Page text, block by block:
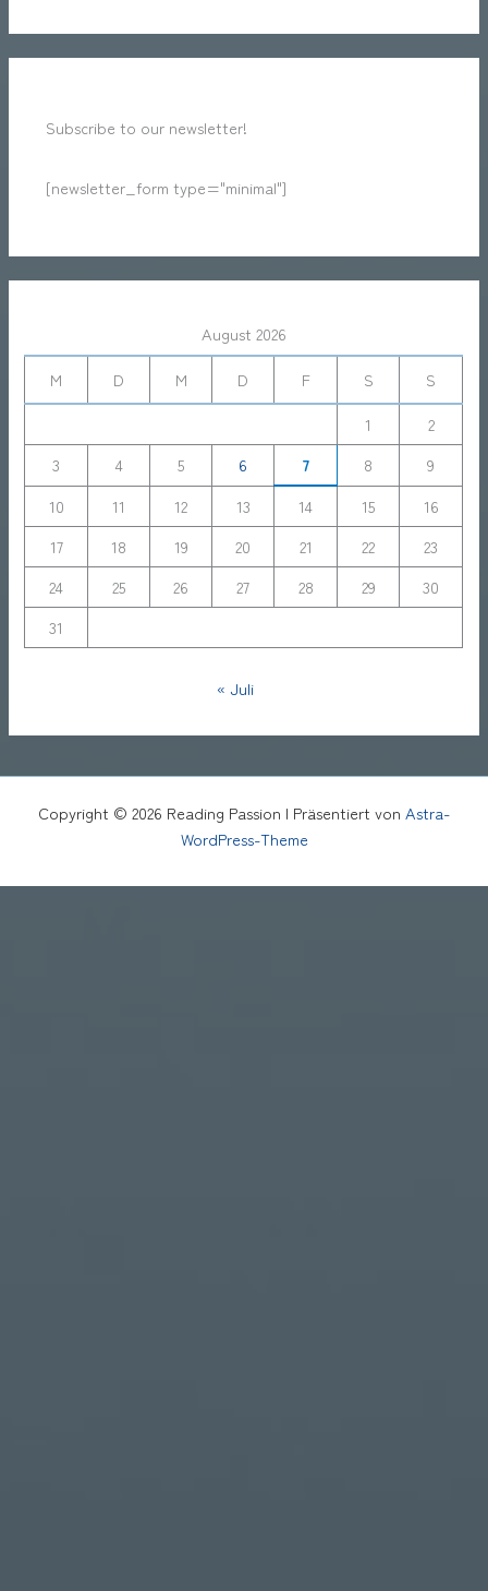
Subscribe to our newsletter!
[newsletter_form type="minimal"]
August 2026
M
D M D F S
S
1
2
3
4 5 6 7 8
9
10
11 12 13 14 15
16
17
18 19 20 21 22
23
24
25 26 27 28 29
30
31
« Juli
Copyright © 2026 Reading Passion | Präsentiert von Astra-
WordPress-Theme